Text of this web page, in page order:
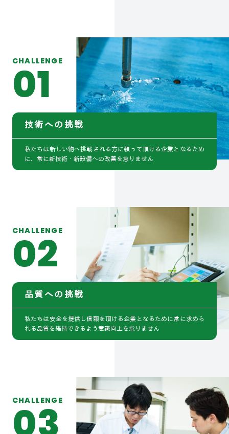
CHALLENGE
01
技術への挑戦
私たちは新しい物へ挑戦される方に頼って頂ける企業となるため
に、常に新技術・新設備への改善を怠りません
CHALLENGE
02
品質への挑戦
私たちは安全を提供し信頼を頂ける企業となるために常に求めら
れる品質を維持できるよう意識向上を怠りません
CHALLENGE
03